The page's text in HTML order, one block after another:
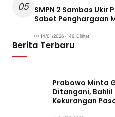
05 SMPN 2 Sambas Ukir
Sabet Penghargaan
14/01/2026•149 Dilihat
Berita Terbaru
Prabowo Minta
Ditangani, Bahlil
Kekurangan